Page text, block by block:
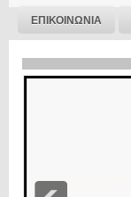
ΕΠΙΚΟΙΝΩΝΙΑ